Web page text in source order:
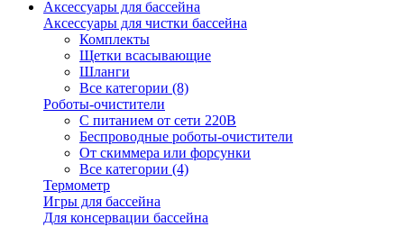
Аксессуары для бассейна
Аксессуары для чистки бассейна
Комплекты
Щетки всасывающие
Шланги
Все категории (8)
Роботы-очистители
С питанием от сети 220В
Беспроводные роботы-очистители
От скиммера или форсунки
Все категории (4)
Термометр
Игры для бассейна
Для консервации бассейна